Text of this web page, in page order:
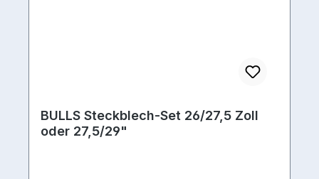
BULLS Steckblech-Set 26/27,5 Zoll
oder 27,5/29"